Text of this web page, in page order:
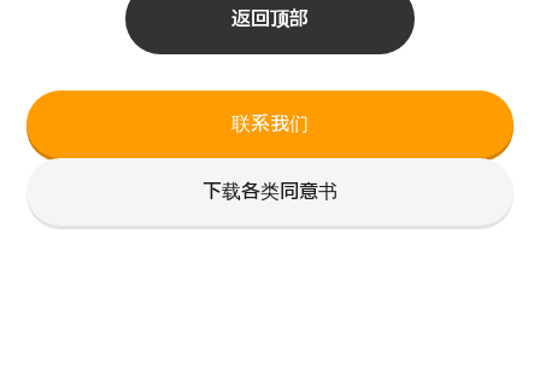
联系我们
下载各类同意书
返回顶部